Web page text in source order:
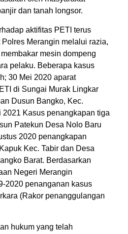
dan tanah longsor.
aktifitas PETI terus
Merangin melalui razia,
mesin dompeng
pelaku. Beberapa kasus
30 Mei 2020 aparat
di Sungai Murak Lingkar
Dusun Bangko, Kec.
2021 Kasus penangkapan tiga
Patekun Desa Nolo Baru
2020 penangkapan
Kec. Tabir dan Desa
Barat. Berdasarkan
Negeri Merangin
2020 penanganan kasus
(Rakor penanggulangan
hukum yang telah